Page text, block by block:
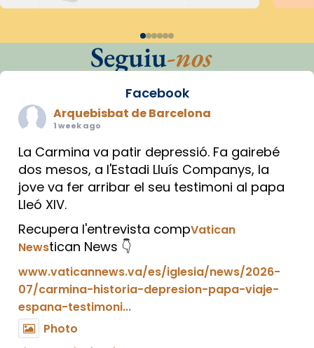
Seguiu-nos
Facebook
Arquebisbat de Barcelona
1 week ago
La Carmina va patir depressió. Fa gairebé
dos mesos, a l'Estadi Lluís Companys, la
jove va fer arribar el seu testimoni al papa
Lleó XIV.
Recupera l'entrevista compVatican
Newstican News 👇
www.vaticannews.va/es/iglesia/news/2026-
07/carmina-historia-depresion-papa-viaje-
espana-testimoni...
Photo